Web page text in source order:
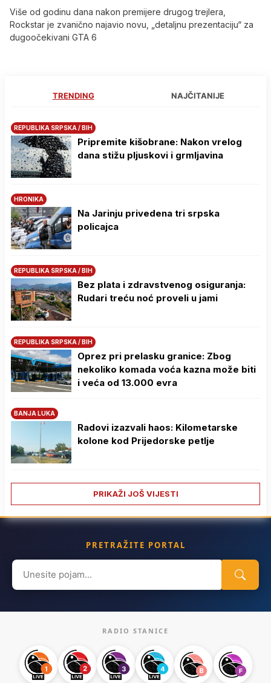
Više od godinu dana nakon premijere drugog trejlera,
Rockstar je zvanično najavio novu, „detaljnu prezentaciju“ za
dugoočekivani GTA 6
TRENDING NAJČITANIJE
REPUBLIKA SRPSKA / BIH
Pripremite kišobrane: Nakon vrelog
dana stižu pljuskovi i grmljavina
HRONIKA
Na Јarinju privedena tri srpska
policajca
REPUBLIKA SRPSKA / BIH
Bez plata i zdravstvenog osiguranja:
Rudari treću noć proveli u jami
REPUBLIKA SRPSKA / BIH
Oprez pri prelasku granice: Zbog
nekoliko komada voća kazna može biti
i veća od 13.000 evra
BANJA LUKA
Radovi izazvali haos: Kilometarske
kolone kod Prijedorske petlje
PRIKAŽI JOŠ VIJESTI
PRETRAŽITE PORTAL
Search
for:
RADIO STANICE